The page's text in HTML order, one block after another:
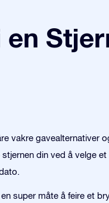
en
vakre gavealternativer
din ved å velge et
super måte å feire et